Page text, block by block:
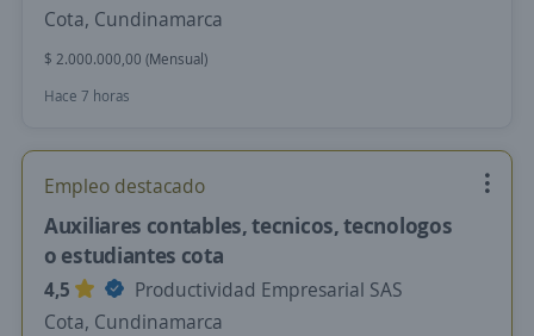
Cota, Cundinamarca
$ 2.000.000,00 (Mensual)
Hace 7 horas
Empleo destacado
Auxiliares contables, tecnicos, tecnologos
o estudiantes cota
4,5
Productividad Empresarial SAS
Cota, Cundinamarca